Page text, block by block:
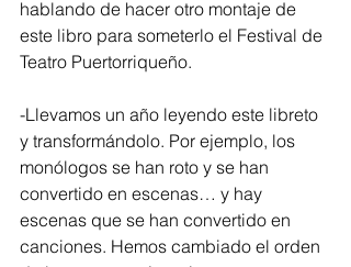
hablando de hacer otro montaje de
este libro para someterlo el Festival de
Teatro Puertorriqueño.
-Llevamos un año leyendo este libreto
y transformándolo. Por ejemplo, los
monólogos se han roto y se han
convertido en escenas… y hay
escenas que se han convertido en
canciones. Hemos cambiado el orden